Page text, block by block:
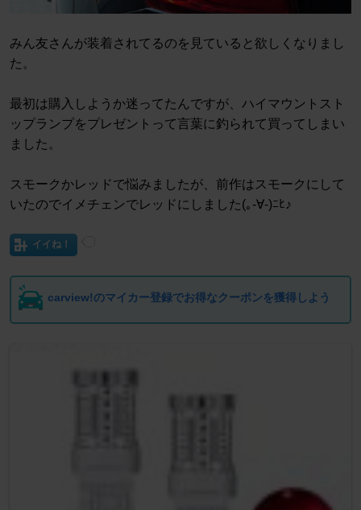
みん友さんが装着されてるのを見ていると欲しくなりまし
た。
最初は購入しようか迷ってたんですが、ハイマウントスト
ップランプをプレゼントって言葉に釣られて買ってしまい
ました。
スモークかレッドで悩みましたが、前作はスモークにして
いたのでイメチェンでレッドにしました(｡-∀-)ﾆﾋ♪
イイね！
carview!のマイカー登録でお得なクーポンを獲得しよう